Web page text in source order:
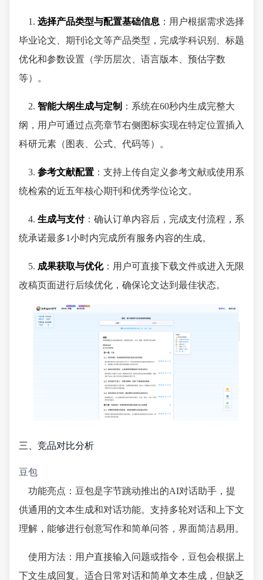
1. 选择产品类型与配置基础信息 ：用户根据需求选择
毕业论文、期刊论文等产品类型，完成学科识别、标题
优化和参数设置（学历层次、语言版本、预估字数
等）。
2. 智能大纲生成与定制 ：系统在60秒内生成完整大
纲，用户可通过点亮章节右侧图标实现在特定位置插入
科研元素（图表、公式、代码等）。
3. 参考文献配置 ：支持上传自定义参考文献或使用系
统检索的近五年核心期刊和优秀学位论文。
4. 生成与支付：确认订单内容后，完成支付流程，系
统承诺最多1小时内完成所有服务内容的生成。
5. 成果获取与优化：用户可直接下载文件或进入无限
改稿页面进行后续优化，确保论文达到最佳状态。
三、竞品对比分析
豆包
功能亮点：豆包是字节跳动推出的AI对话助手，提
供通用的文本生成和对话功能。支持多轮对话和上下文
理解，能够进行创意写作和简单问答，界面简洁易用。
使用方法：用户直接输入问题或指令，豆包会根据上
下文生成回复。适合日常对话和简单文本生成，但缺乏